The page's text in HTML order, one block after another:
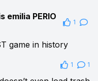
emilia PERIO
1
game in history
1 1